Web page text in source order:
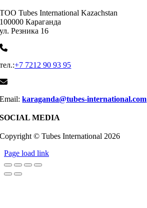
ТОО Tubes International Kazachstan
100000 Караганда
ул. Резника 16
тел.:+7 7212 90 93 95
Email:karaganda@tubes-international.com
SOCIAL MEDIA
Copyright © Tubes International 2026
Page load link